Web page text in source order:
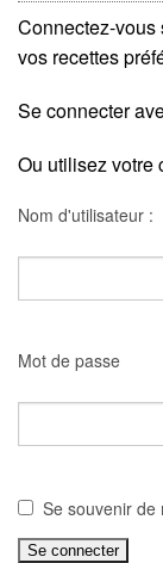
Connectez-vous
vos recettes
Se connecter
Ou utilisez votre
Nom d'utilisateur :
Mot de passe
Se souvenir de